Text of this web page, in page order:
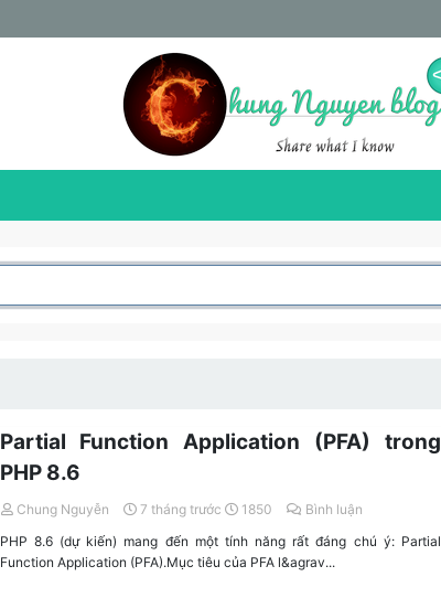
Partial Function Application (PFA) trong
PHP 8.6
Chung Nguyễn 7 tháng trước 1850
Bình luận
PHP 8.6 (dự kiến) mang đến một tính năng rất đáng chú ý: Partial
Function Application (PFA).Mục tiêu của PFA l&agrav...